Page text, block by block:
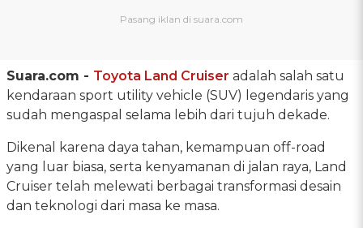
Suara.com - Toyota Land Cruiser adalah salah satu
kendaraan sport utility vehicle (SUV) legendaris yang
sudah mengaspal selama lebih dari tujuh dekade.
Dikenal karena daya tahan, kemampuan off-road
yang luar biasa, serta kenyamanan di jalan raya, Land
Cruiser telah melewati berbagai transformasi desain
dan teknologi dari masa ke masa.